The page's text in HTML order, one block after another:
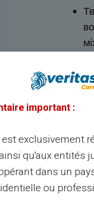
important :
est exclusivement
qu'aux entités
dans un
ou